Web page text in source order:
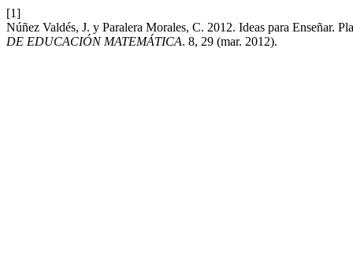
[1]
Núñez Valdés, J. y Paralera Morales, C. 2012. Ideas para Enseñar.
DE EDUCACIÓN MATEMÁTICA. 8, 29 (mar. 2012).